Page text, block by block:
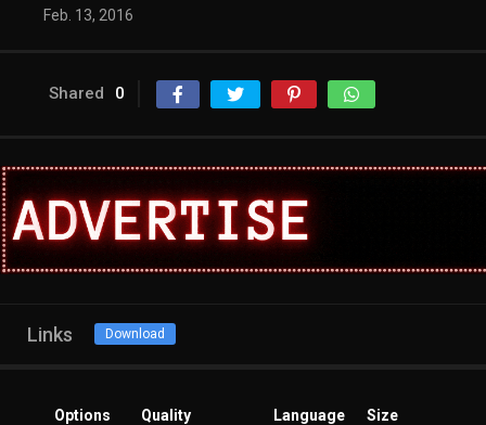
Feb. 13, 2016
Shared 0
Links Download
Options Quality Language Size